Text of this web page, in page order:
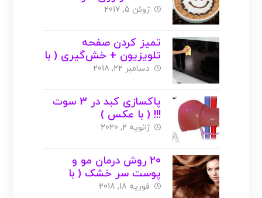
روش دیگر ( با عکس )
ژوئن 5, 2017
تمیز کردن صفحه
تلویزیون + خش‌گیری ( با
عکس )
دسامبر 22, 2018
پاکسازی کبد در 3 سوت
!!! ( با عکس )
ژانویه 2, 2020
20 روش درمان مو و
پوست سر خشک ( با
عکس )
فوریه 18, 2018